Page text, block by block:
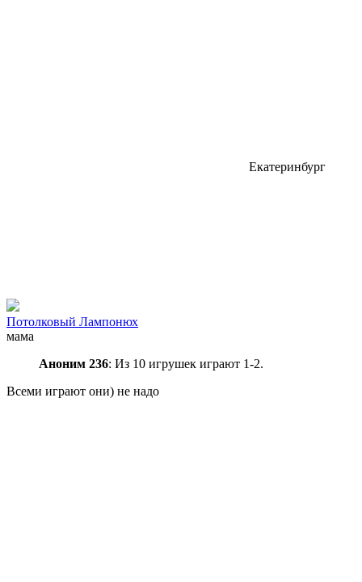
Екатеринбург
Потолковый Лампонюх
мама
Аноним 236: Из 10 игрушек играют 1-2.
Всеми играют они) не надо